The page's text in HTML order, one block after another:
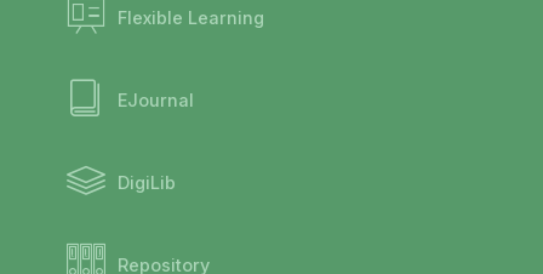
Flexible Learning
EJournal
DigiLib
Repository